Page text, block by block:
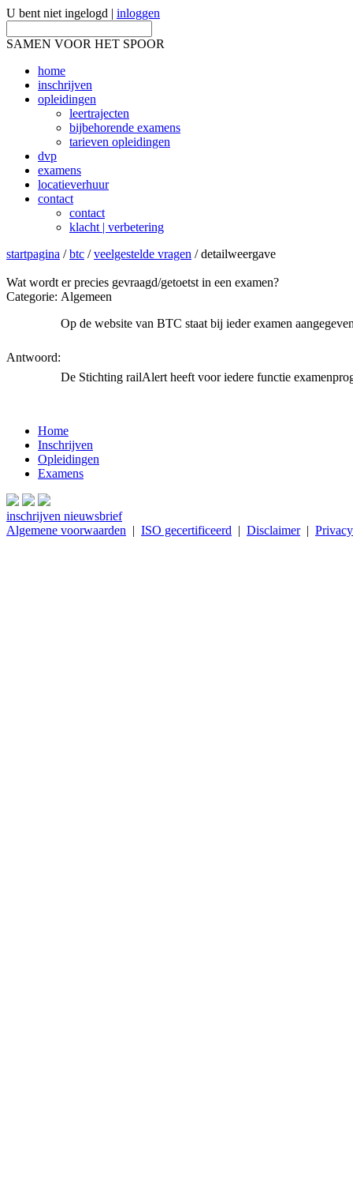
U bent niet ingelogd | inloggen
SAMEN VOOR HET SPOOR
home
inschrijven
opleidingen
leertrajecten
bijbehorende examens
tarieven opleidingen
dvp
examens
locatieverhuur
contact
contact
klacht | verbetering
startpagina /btc /veelgestelde vragen / detailweergave
Wat wordt er precies gevraagd/getoetst in een examen?
Categorie: Algemeen
Antwoord:
Op de website van BTC staat bij ieder examen
De Stichting railAlert heeft voor iedere functie
Home
Inschrijven
Opleidingen
Examens
inschrijven nieuwsbrief
Algemene voorwaarden | ISO gecertificeerd | Disclaimer|